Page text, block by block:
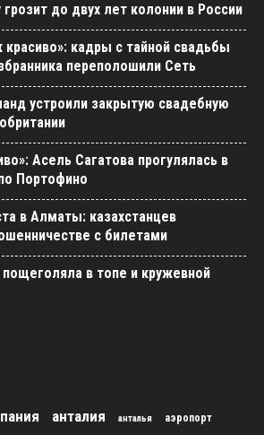
до двух лет колонии в России
кадры с тайной свадьбы
переполошили Сеть
устроили закрытую свадебную
Асель Сагатова прогулялась в
Портофино
в Алматы: казахстанцев
с билетами
пощеголяла в топе и кружевной
анталия анталья аэропорт